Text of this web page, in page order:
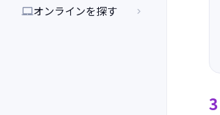
オンラインを探す 
3